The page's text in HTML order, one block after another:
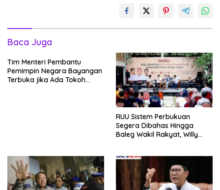
Baca Juga
Tim Menteri Pembantu
Pemimpin Negara Bayangan
Terbuka jika Ada Tokoh
RUU Sistem Perbukuan
Segera Dibahas Hingga
Baleg Wakil Rakyat, Willy